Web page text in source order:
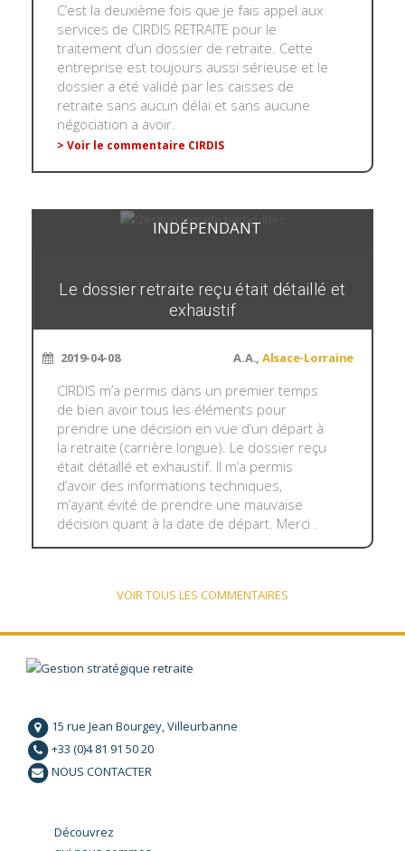
C’est la deuxième fois que je fais appel aux
services de CIRDIS RETRAITE pour le
traitement d’un dossier de retraite. Cette
entreprise est toujours aussi sérieuse et le
dossier a été validé par les caisses de
retraite sans aucun délai et sans aucune
négociation a avoir.
> Voir le commentaire CIRDIS
INDÉPENDANT
Le dossier retraite reçu était détaillé et
exhaustif
2019-04-08 A.A., Alsace-Lorraine
CIRDIS m’a permis dans un premier temps
de bien avoir tous les éléments pour
prendre une décision en vue d’un départ à
la retraite (carrière longue). Le dossier reçu
était détaillé et exhaustif. Il m’a permis
d’avoir des informations techniques,
m’ayant évité de prendre une mauvaise
décision quant à la date de départ. Merci .
VOIR TOUS LES COMMENTAIRES
15 rue Jean Bourgey, Villeurbanne
+33 (0)4 81 91 50 20
NOUS CONTACTER
Découvrez